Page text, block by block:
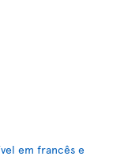
em francês e